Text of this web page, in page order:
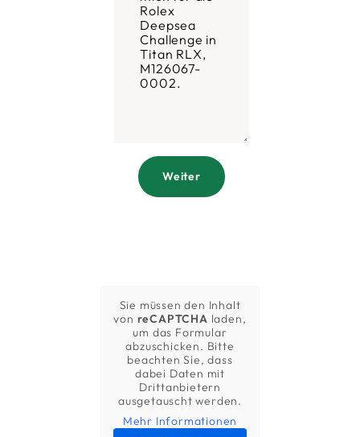
Weiter
Sie müssen den Inhalt
von reCAPTCHA laden,
um das Formular
abzuschicken. Bitte
beachten Sie, dass
dabei Daten mit
Drittanbietern
ausgetauscht werden.
Mehr Informationen